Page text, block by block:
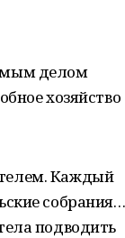
делом
хозяйство
Каждый
собрания…
подводить